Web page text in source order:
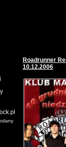
Roadrunner
10.12.2006